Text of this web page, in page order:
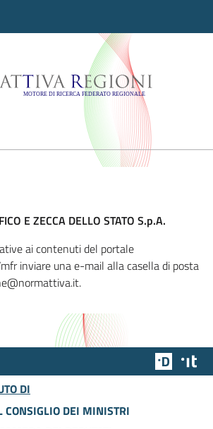
Regioni -
E ZECCA DELLO STATO S.p.A.
ai contenuti del portale
inviare una e-mail alla casella di posta
ormattiva.it.
Team
DI
CONSIGLIO DEI MINISTRI